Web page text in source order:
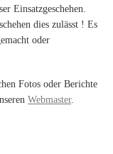
Einsatzgeschehen.
dies zulässt ! Es
oder
Fotos oder Berichte
Webmaster.